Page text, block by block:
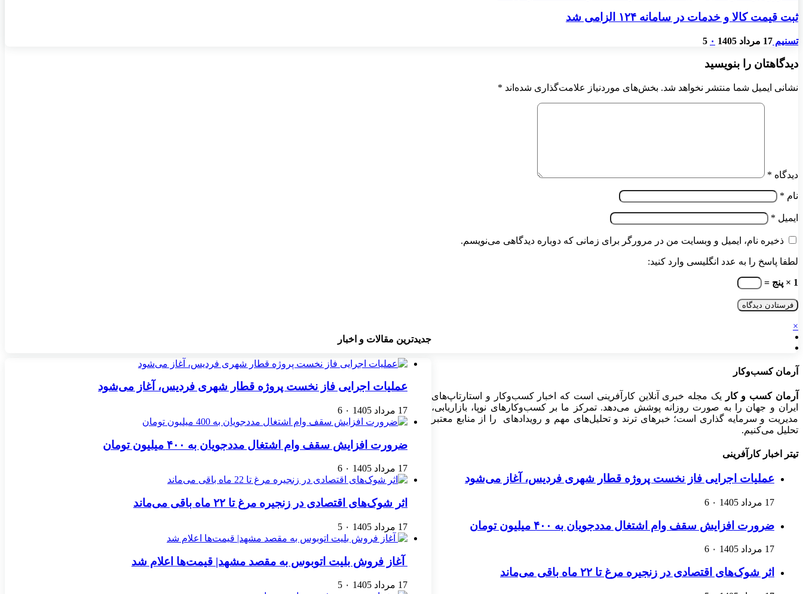
ثبت قیمت کالا و خدمات در سامانه ۱۲۴ الزامی شد
تسنیم 17 مرداد 1405 ۰ 5
دیدگاهتان را بنویسید
نشانی ایمیل شما منتشر نخواهد شد. بخش‌های موردنیاز علامت‌گذاری شده‌اند *
دیدگاه *
نام *
ایمیل *
ذخیره نام، ایمیل و وبسایت من در مرورگر برای زمانی که دوباره دیدگاهی می‌نویسم.
لطفا پاسخ را به عدد انگلیسی وارد کنید:
1 × پنج =
جدیدترین مقالات و اخبار
عملیات اجرایی فاز نخست پروژه قطار شهری فردیس، آغاز می‌شود
17 مرداد 1405 ۰ 6
ضرورت افزایش سقف وام اشتغال مددجویان به ۴۰۰ میلیون تومان
17 مرداد 1405 ۰ 6
اثر شوک‌های اقتصادی در زنجیره مرغ تا ۲۲ ماه باقی می‌ماند
17 مرداد 1405 ۰ 5
آغاز فروش بلیت اتوبوس به مقصد مشهد| قیمت‌ها اعلام شد
17 مرداد 1405 ۰ 5
×
آرمان کسب‌وکار
آرمان کسب و کار
یک مجله خبری آنلاین کارآفرینی است که اخبار کسب‌وکار و استارتاپ‌های
ایران و جهان را به صورت روزانه پوشش می‌دهد. تمرکز ما بر کسب‌وکارهای نوپا، بازاریابی،
مدیریت و سرمایه گذاری است؛ خبرهای ترند و تحلیل‌های مهم و رویدادهای را از منابع معتبر
تحلیل می‌کنیم.
تیتر اخبار کارآفرینی
عملیات اجرایی فاز نخست پروژه قطار شهری فردیس، آغاز می‌شود
17 مرداد 1405 ۰ 6
ضرورت افزایش سقف وام اشتغال مددجویان به ۴۰۰ میلیون تومان
17 مرداد 1405 ۰ 6
اثر شوک‌های اقتصادی در زنجیره مرغ تا ۲۲ ماه باقی می‌ماند